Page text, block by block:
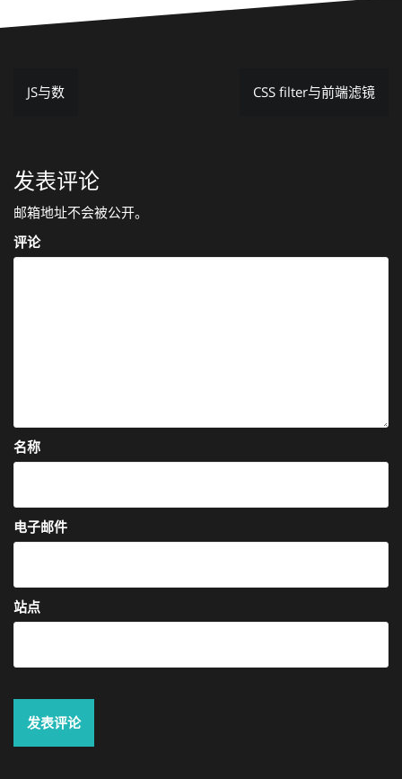
文
航
JS与数 CSS filter与前端滤镜
发表评论
邮箱地址不会被公开。
评论
名称
电子邮件
站点